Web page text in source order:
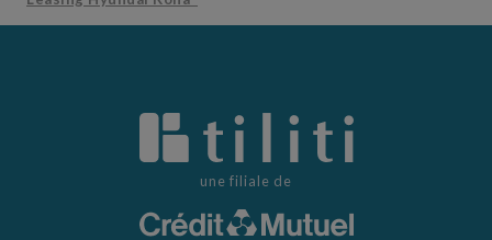
une filiale de